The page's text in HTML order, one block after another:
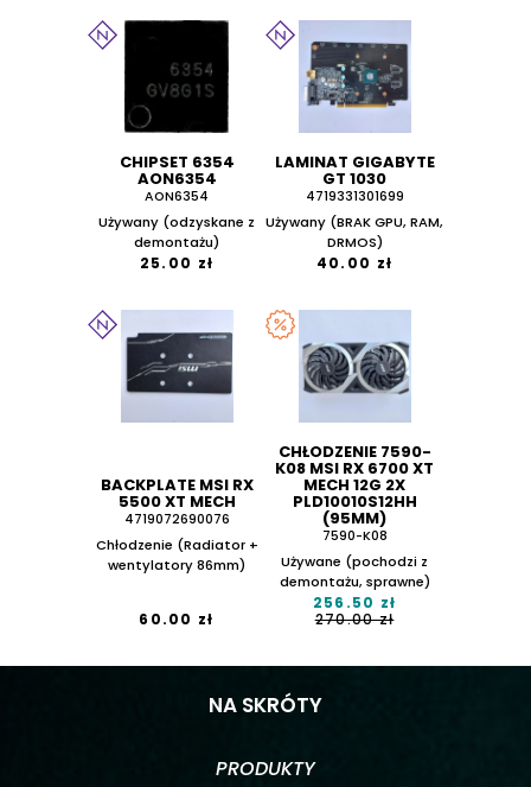
CHIPSET 6354
AON6354
AON6354
Używany (odzyskane z
demontażu)
25.00 zł
LAMINAT GIGABYTE
GT 1030
4719331301699
Używany (BRAK GPU, RAM,
DRMOS)
40.00 zł
BACKPLATE MSI RX
5500 XT MECH
4719072690076
Chłodzenie (Radiator +
wentylatory 86mm)
60.00 zł
CHŁODZENIE 7590-
K08 MSI RX 6700 XT
MECH 12G 2X
PLD10010S12HH
(95MM)
7590-K08
Używane (pochodzi z
demontażu, sprawne)
256.50 zł
270.00 zł
NA SKRÓTY
PRODUKTY